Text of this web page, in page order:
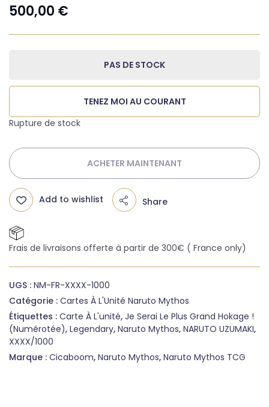
500,00 €
PAS DE STOCK
TENEZ MOI AU COURANT
Rupture de stock
ACHETER MAINTENANT
Add to wishlist Share
Frais de livraisons offerte à partir de 300€ ( France only)
UGS : NM-FR-XXXX-1000
Catégorie : Cartes À L'Unité Naruto Mythos
Étiquettes : Carte À L'unité, Je Serai Le Plus Grand Hokage !
(numérotée), Legendary, Naruto Mythos, NARUTO UZUMAKI,
XXXX/1000
Marque : Cicaboom, Naruto Mythos, Naruto Mythos TCG